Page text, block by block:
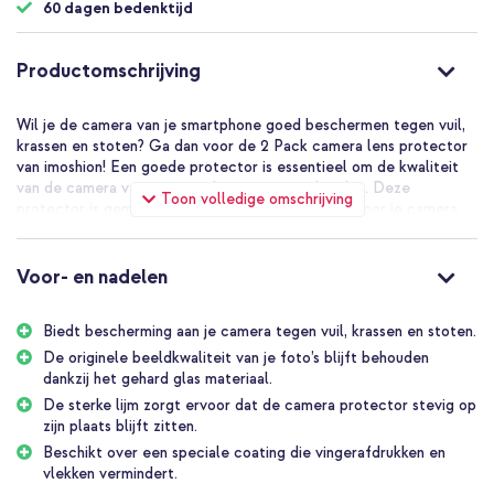
60 dagen bedenktijd
Productomschrijving
Toon volledige omschrijving
Wil je de camera van je smartphone goed beschermen tegen vuil,
krassen en stoten? Ga dan voor de 2 Pack camera lens protector
van imoshion! Een goede protector is essentieel om de kwaliteit
van de camera van je smartphone intact te houden. Deze
protector is gemaakt van sterk gehard glas, waardoor je camera
behouden blijft. Ook beschikt de screenprotector over een
Goede bescherming van de camera van je toestel
De Camera lens protector van imoshion voorkomt schade aan de
camera van je telefoon. Het beschermglas is vervaardigd uit sterk
gehard glas, waardoor je camera optimaal beschermd is tegen
vallen en stoten. Bovendien blijft de originele beeldkwaliteit van
je foto's behouden.
Goede kwaliteit
Voor- en nadelen
Biedt bescherming aan je camera tegen vuil, krassen en stoten.
De originele beeldkwaliteit van je foto’s blijft behouden
dankzij het gehard glas materiaal.
De sterke lijm zorgt ervoor dat de camera protector stevig op
zijn plaats blijft zitten.
Beschikt over een speciale coating die vingerafdrukken en
vlekken vermindert.